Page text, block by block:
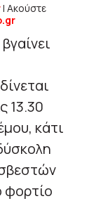
| Ακούστε
13.30
κάτι
φορτίο